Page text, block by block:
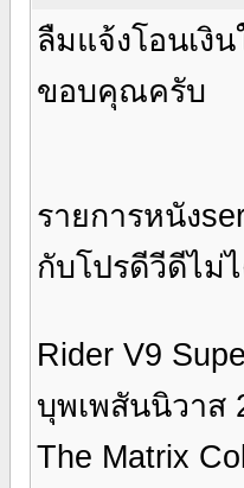
ลืมแจ้งโอนเงิ
ขอบคุณครับ
รายการหนัง
กับโปรดีวีดีไม่
Rider V9
บุพเพสันนิวาส
The Matrix